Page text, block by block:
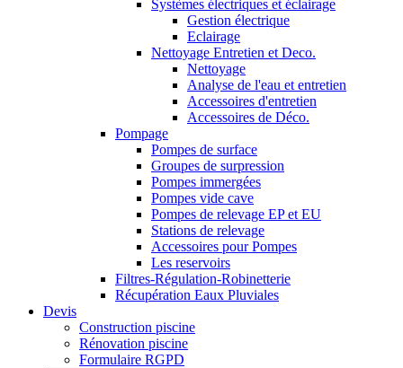
Systèmes électriques et éclairage
Gestion électrique
Eclairage
Nettoyage Entretien et Deco.
Nettoyage
Analyse de l'eau et entretien
Accessoires d'entretien
Accessoires de Déco.
Pompage
Pompes de surface
Groupes de surpression
Pompes immergées
Pompes vide cave
Pompes de relevage EP et EU
Stations de relevage
Accessoires pour Pompes
Les reservoirs
Filtres-Régulation-Robinetterie
Récupération Eaux Pluviales
Devis
Construction piscine
Rénovation piscine
Formulaire RGPD